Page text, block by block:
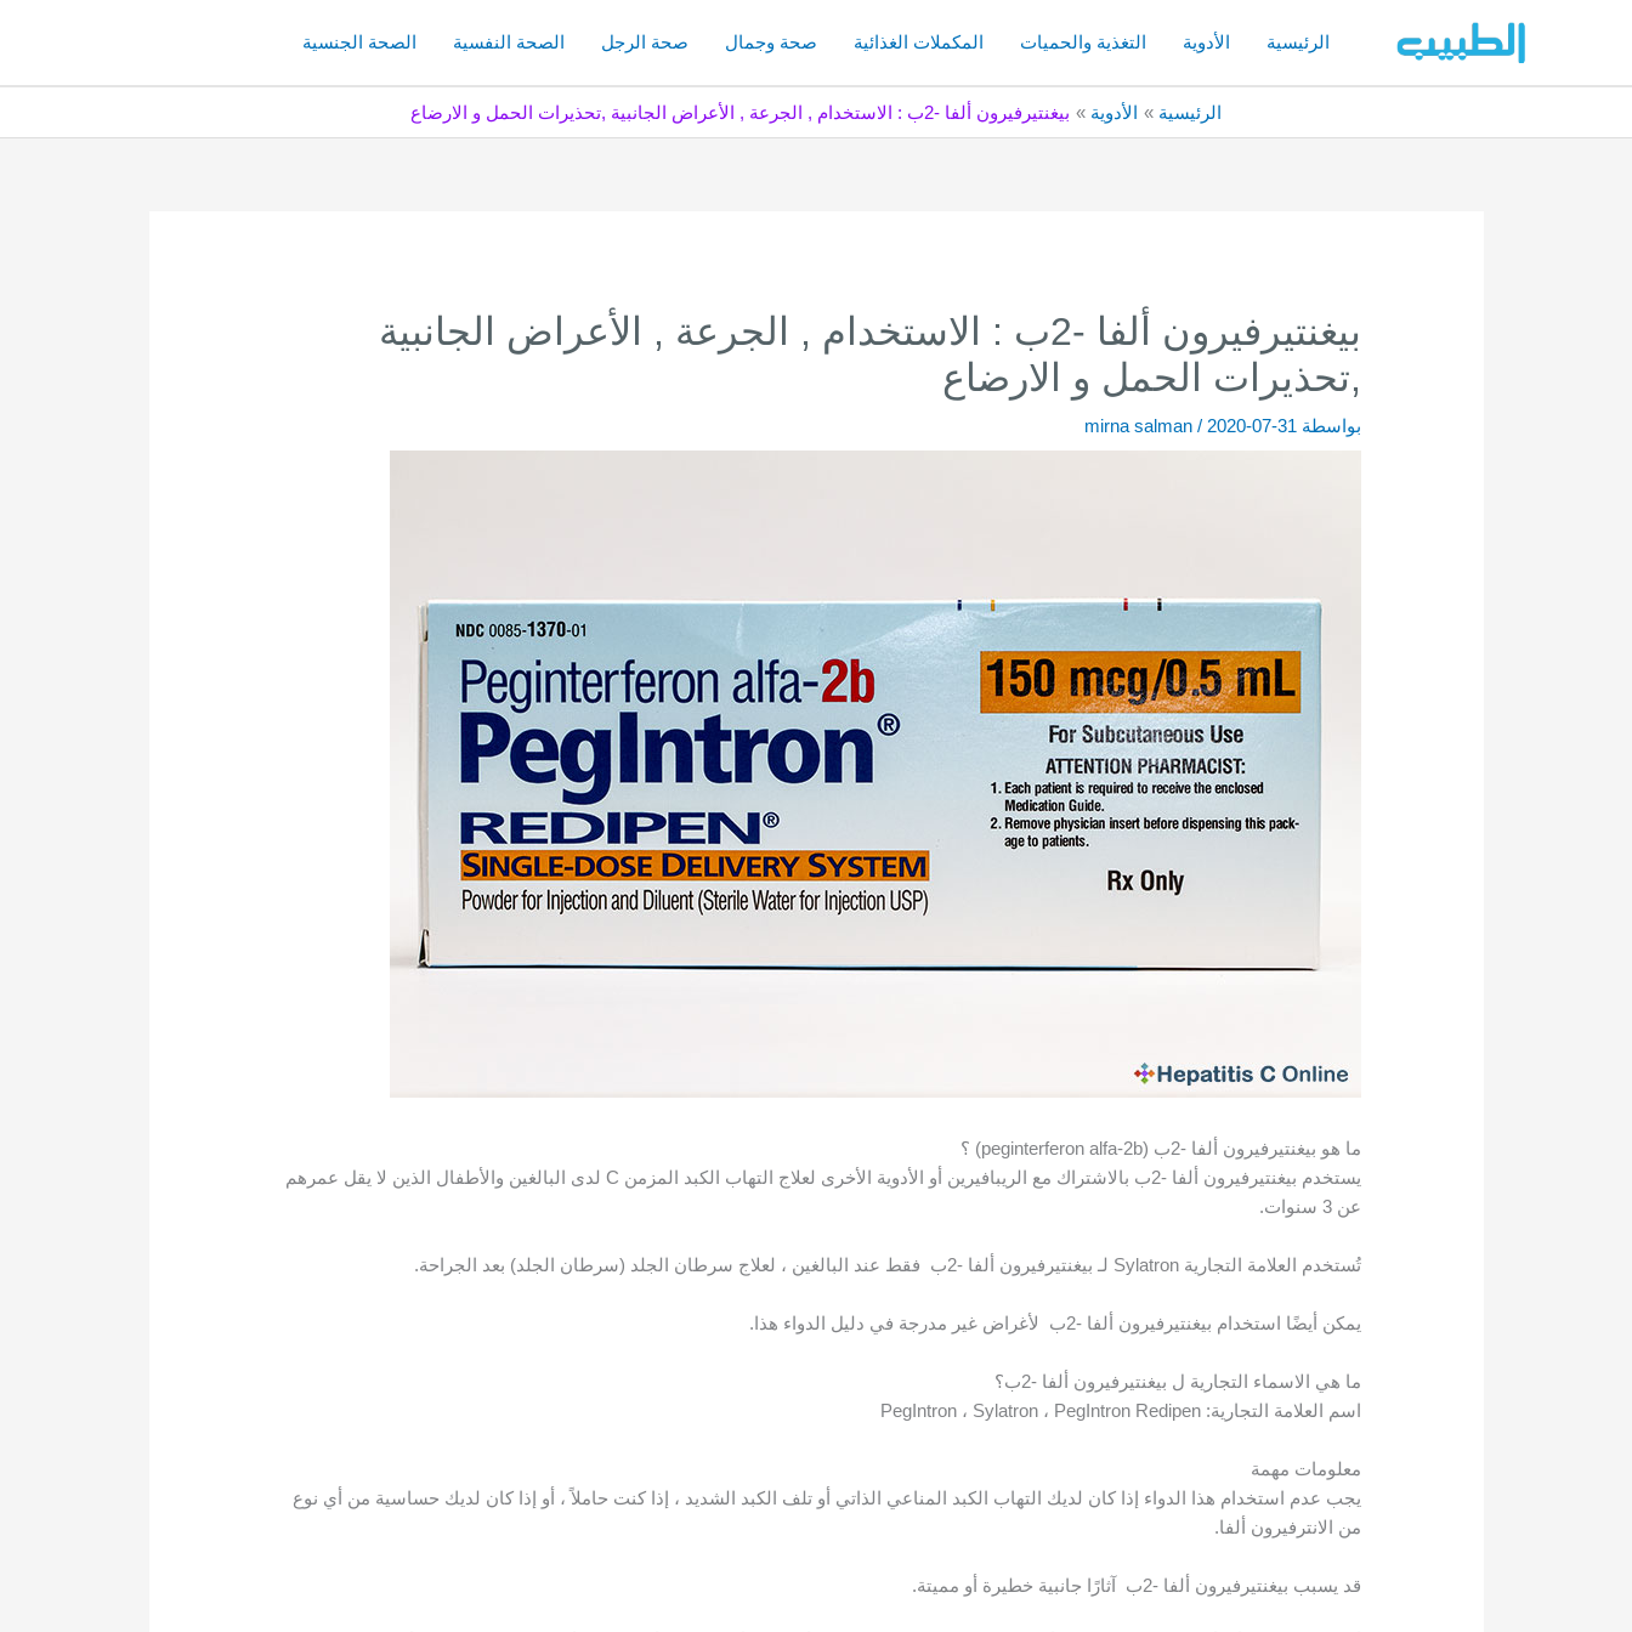
الرئيسية الأدوية التغذية والحميات المكملات الغذائية صحة وجمال صحة الرجل الصحة النفسية الصحة الجنسية
الرئيسية الأدوية بيغنتيرفيرون ألفا -2ب : الاستخدام , الجرعة , الأعراض الجانبية ,تحذيرات الحمل و الارضاع
بيغنتيرفيرون ألفا -2ب : الاستخدام , الجرعة , الأعراض الجانبية
,تحذيرات الحمل و الارضاع
بواسطة mirna salman/ 2020-07-31
ما هو بيغنتيرفيرون ألفا -2ب (peginterferon alfa-2b) ؟
يستخدم بيغنتيرفيرون ألفا -2ب بالاشتراك مع الريبافيرين أو الأدوية الأخرى لعلاج التهاب الكبد المزمن C لدى البالغين والأطفال الذين لا يقل عمرهم
عن 3 سنوات.
تُستخدم العلامة التجارية Sylatron لـ بيغنتيرفيرون ألفا -2ب فقط عند البالغين ، لعلاج سرطان الجلد (سرطان الجلد) بعد الجراحة.
يمكن أيضًا استخدام بيغنتيرفيرون ألفا -2ب لأغراض غير مدرجة في دليل الدواء هذا.
ما هي الاسماء التجارية ل بيغنتيرفيرون ألفا -2ب؟
اسم العلامة التجارية: PegIntron ، Sylatron ، PegIntron Redipen
معلومات مهمة
يجب عدم استخدام هذا الدواء إذا كان لديك التهاب الكبد المناعي الذاتي أو تلف الكبد الشديد ، إذا كنت حاملاً ، أو إذا كان لديك حساسية من أي نوع
من الانترفيرون ألفا.
قد يسبب بيغنتيرفيرون ألفا -2ب آثارًا جانبية خطيرة أو مميتة.